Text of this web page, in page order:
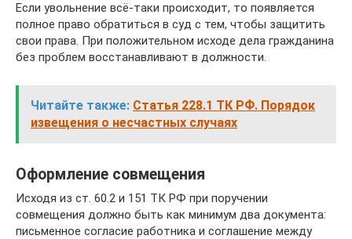
Если увольнение всё-таки происходит, то появляется
полное право обратиться в суд с тем, чтобы защитить
свои права. При положительном исходе дела гражданина
без проблем восстанавливают в должности.
Читайте также: Статья 228.1 ТК РФ. Порядок
извещения о несчастных случаях
Оформление совмещения
Исходя из ст. 60.2 и 151 ТК РФ при поручении
совмещения должно быть как минимум два документа:
письменное согласие работника и соглашение между